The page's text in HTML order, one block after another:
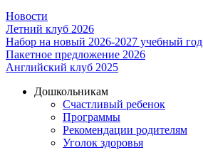
Новости
Летний клуб 2026
Набор на новый 2026-2027 учебный год
Пакетное предложение 2026
Английский клуб 2025
Дошкольникам
Счастливый ребенок
Программы
Рекомендации родителям
Уголок здоровья